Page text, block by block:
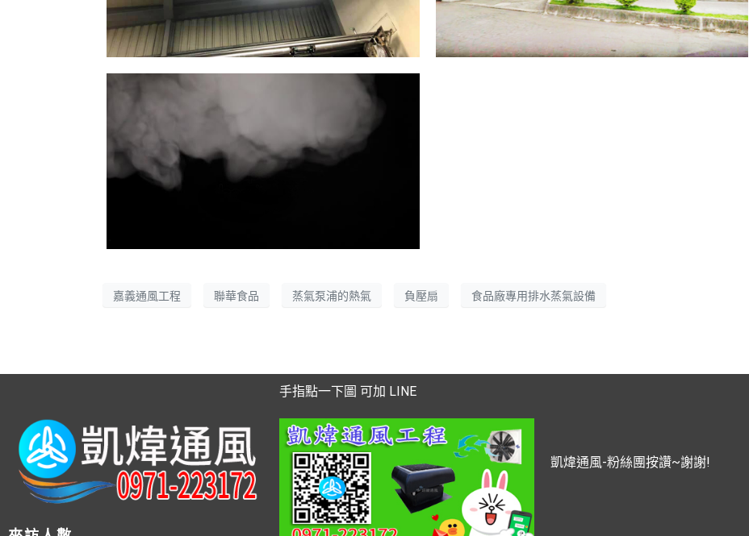
嘉義通風工程 聯華食品 蒸氣泵浦的熱氣 負壓扇 食品廠專用排水蒸氣設備
手指點一下圖 可加 LINE
凱煒通風-粉絲團按讚~謝謝!